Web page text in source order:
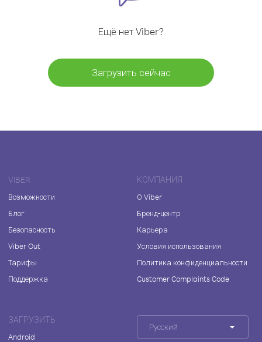
Ещё нет Viber?
Загрузить сейчас
VIBER
Возможности
Блог
Безопасность
Viber Out
Тарифы
Поддержка
КОМПАНИЯ
О Viber
Бренд-центр
Карьера
Условия использования
Политика конфиденциальности
Customer Complaints Code
ЗАГРУЗИТЬ
Android
Русский